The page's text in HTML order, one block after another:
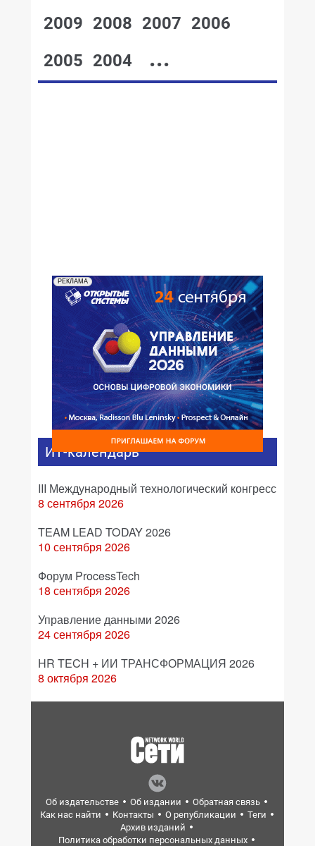
2009 2008 2007 2006
2005 2004 ...
РЕКЛАМА
ИТ-календарь
III Международный технологический конгресс
8 сентября 2026
TEAM LEAD TODAY 2026
10 сентября 2026
Форум ProcessTech
18 сентября 2026
Управление данными 2026
24 сентября 2026
HR TECH + ИИ ТРАНСФОРМАЦИЯ 2026
8 октября 2026
Об издательстве Об издании
Обратная связь
Как нас найти
Контакты О републикации
Теги
Архив изданий
Политика обработки персональных данных